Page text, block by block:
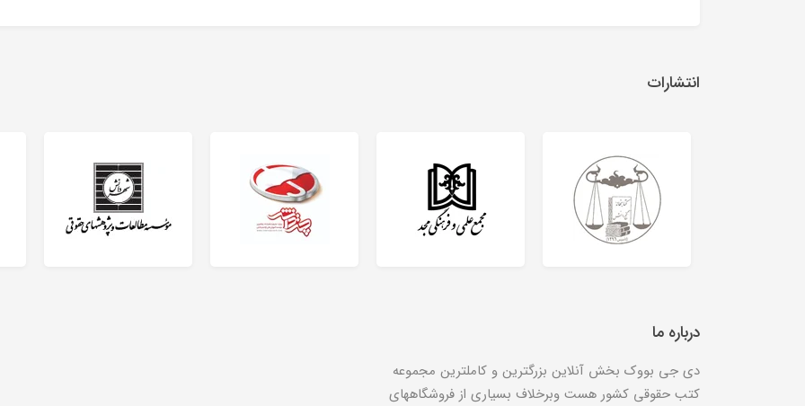
انتشارات
درباره ما
دی جی بووک بخش آنلاین بزرگترین و کاملترین مجموعه
کتب حقوقی کشور هست وبرخلاف بسیاری از فروشگاههای